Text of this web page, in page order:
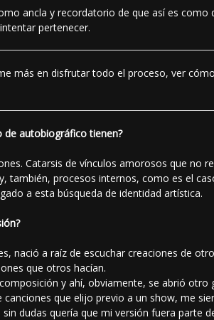
ancla y recordatorio de que así es como
pertenecer.
más en disfrutar todo el proceso, ver
de autobiográfico tienen?
Catarsis de vínculos amorosos que no
procesos internos, como es el
a esta búsqueda de identidad artística.
nació a raíz de escuchar creaciones de
que otros hacían.
y ahí, obviamente, se abrió otro
que elijo previo a un show, me
dudas quería que mi versión fuera parte